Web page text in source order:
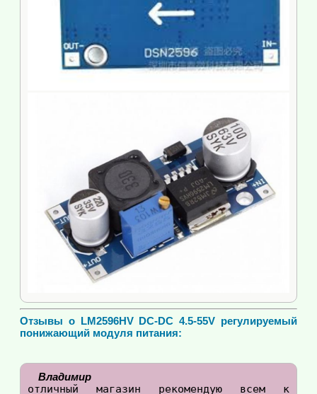
Отзывы о LM2596HV DC-DC 4.5-55V регулируемый
понижающий модуля питания:
Владимир
отличный магазин рекомендую всем к